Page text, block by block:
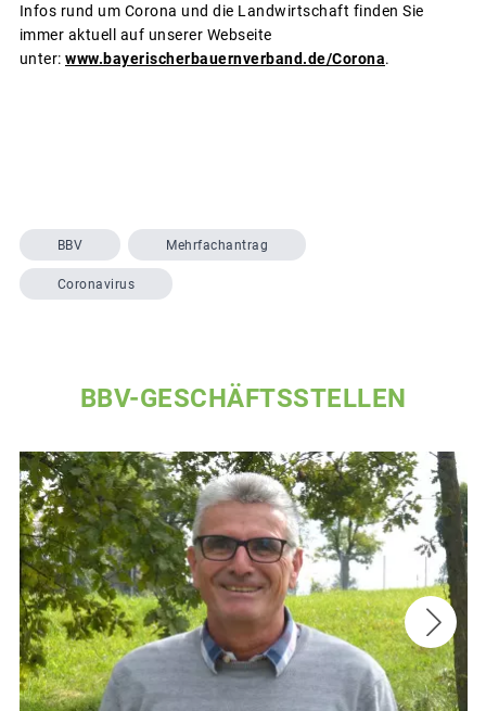
Infos rund um Corona und die Landwirtschaft finden Sie
immer aktuell auf unserer Webseite
unter: www.bayerischerbauernverband.de/Corona.
BBV Mehrfachantrag
Coronavirus
BBV-GESCHÄFTSSTELLEN